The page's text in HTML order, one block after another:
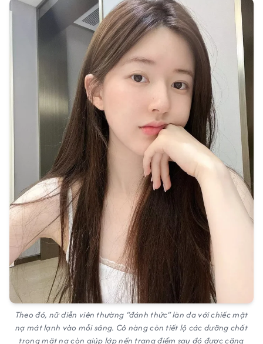
Theo đó, nữ diễn viên thường “đánh thức” làn da với chiếc mặt
nạ mát lạnh vào mỗi sáng. Cô nàng còn tiết lộ các dưỡng chất
trong mặt nạ còn giúp lớp nền trang điểm sau đó được căng